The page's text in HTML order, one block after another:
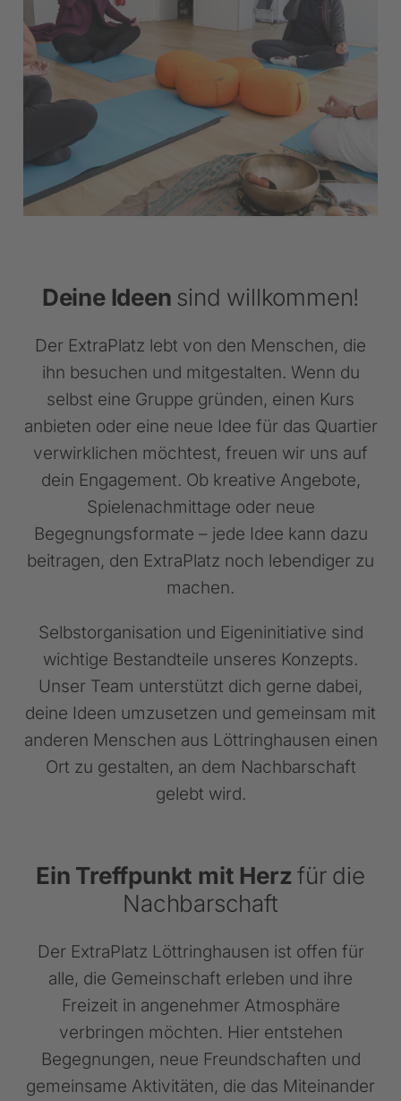
Deine Ideen sind willkommen!
Der ExtraPlatz lebt von den Menschen, die
ihn besuchen und mitgestalten. Wenn du
selbst eine Gruppe gründen, einen Kurs
anbieten oder eine neue Idee für das Quartier
verwirklichen möchtest, freuen wir uns auf
dein Engagement. Ob kreative Angebote,
Spielenachmittage oder neue
Begegnungsformate – jede Idee kann dazu
beitragen, den ExtraPlatz noch lebendiger zu
machen.
Selbstorganisation und Eigeninitiative sind
wichtige Bestandteile unseres Konzepts.
Unser Team unterstützt dich gerne dabei,
deine Ideen umzusetzen und gemeinsam mit
anderen Menschen aus Löttringhausen einen
Ort zu gestalten, an dem Nachbarschaft
gelebt wird.
Ein Treffpunkt mit Herzfür die
Nachbarschaft
Der ExtraPlatz Löttringhausen ist offen für
alle, die Gemeinschaft erleben und ihre
Freizeit in angenehmer Atmosphäre
verbringen möchten. Hier entstehen
Begegnungen, neue Freundschaften und
gemeinsame Aktivitäten, die das Miteinander